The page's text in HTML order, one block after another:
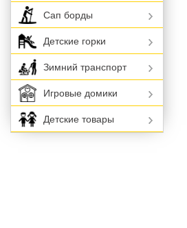
Сап борды
Детские горки
Зимний транспорт
Игровые домики
Детские товары